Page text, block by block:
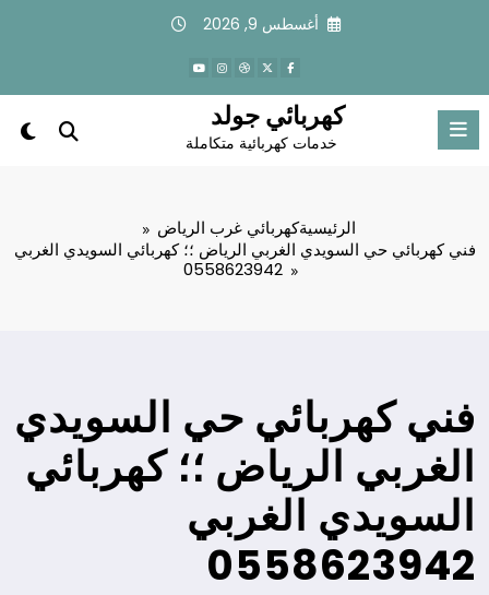
أغسطس 9, 2026
كهربائي جولد
خدمات كهربائية متكاملة
الرئيسيةكهربائي غرب الرياض
فني كهربائي حي السويدي الغربي الرياض ؛؛ كهربائي السويدي الغربي
0558623942
فني كهربائي حي السويدي
الغربي الرياض ؛؛ كهربائي
السويدي الغربي
0558623942